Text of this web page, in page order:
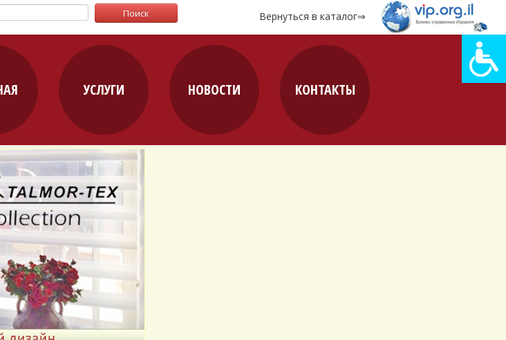
Вернуться в каталог⇒
КОНТАКТЫ
НОВОСТИ
УСЛУГИ